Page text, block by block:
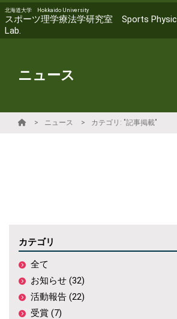
北海道大学 Hokkaido University
スポーツ理学療法学研究室 Sports
Lab.
ニュース
ニュース カテゴリ: "記事掲載"
カテゴリ
全て
お知らせ (32)
活動報告 (22)
受賞 (7)